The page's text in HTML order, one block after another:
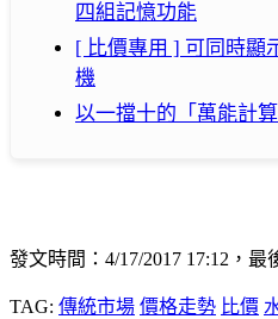
四組記憶功能
[ 比價專用 ] 可同時顯
機
以一擋十的「萬能計
發文時間：4/17/2017 17:12，最
TAG: 傳統市場 價格走勢 比價